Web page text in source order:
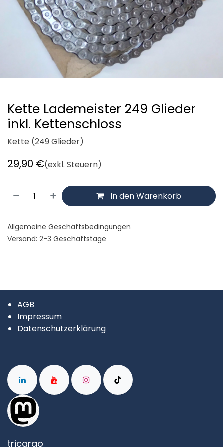
Kette Lademeister 249 Glieder
inkl. Kettenschloss
Kette (249 Glieder)
29,90 €(exkl. Steuern)
In den Warenkorb
Allgemeine Geschäftsbedingungen
Versand: 2-3 Geschäftstage
AGB
Impressum
Datenschutzerklärung
tricargo